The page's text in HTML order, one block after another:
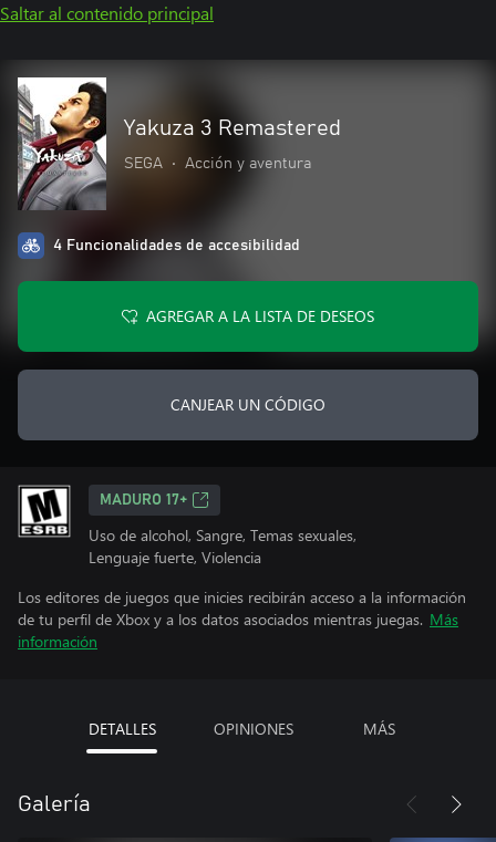
Saltar al contenido principal
Yakuza 3 Remastered
SEGA • Acción y aventura
4 Funcionalidades de accesibilidad
AGREGAR A LA LISTA DE DESEOS
CANJEAR UN CÓDIGO
MADURO 17+
Uso de alcohol, Sangre, Temas sexuales,
Lenguaje fuerte, Violencia
Los editores de juegos que inicies recibirán acceso a la información
de tu perfil de Xbox y a los datos asociados mientras juegas. Más
información
DETALLES OPINIONES MÁS
Galería